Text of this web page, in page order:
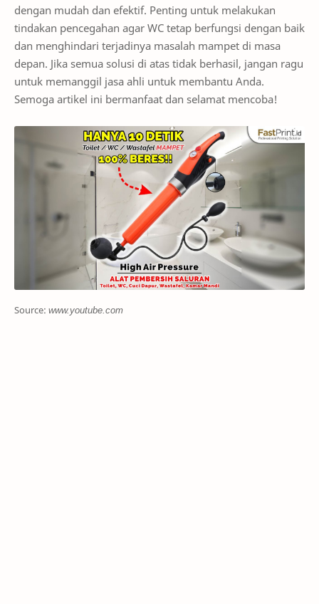
dengan mudah dan efektif. Penting untuk melakukan
tindakan pencegahan agar WC tetap berfungsi dengan baik
dan menghindari terjadinya masalah mampet di masa
depan. Jika semua solusi di atas tidak berhasil, jangan ragu
untuk memanggil jasa ahli untuk membantu Anda.
Semoga artikel ini bermanfaat dan selamat mencoba!
Source: www.youtube.com